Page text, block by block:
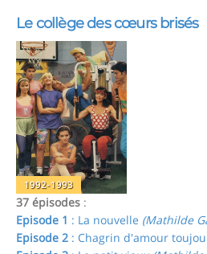
Le collège des cœurs brisés
1992-1993
37 épisodes :
Episode 1 : La nouvelle (Mathilde
Episode 2 : Chagrin d'amour